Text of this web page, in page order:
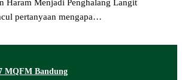
Haram Menjadi Penghalang Langit
pertanyaan mengapa…
MQFM Bandung